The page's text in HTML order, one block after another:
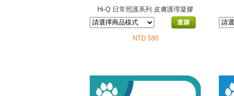
Hi-Q 日常照護系列 皮膚護理凝膠
選購
NTD 580